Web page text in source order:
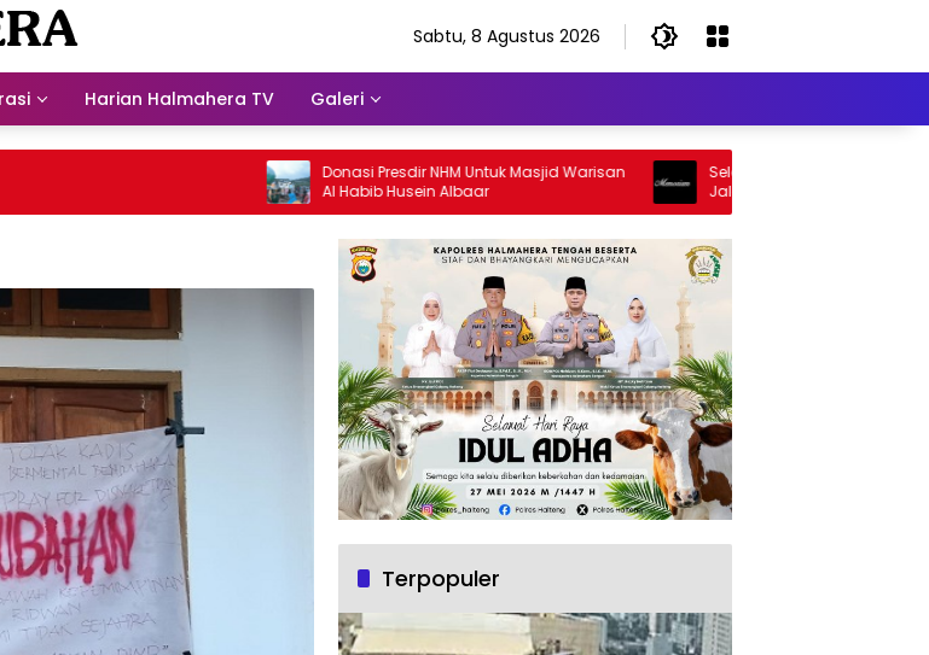
Sabtu, 8 Agustus 2026
Harian Halmahera TV Galeri
Donasi Presdir NHM Untuk Masjid Warisan
Al Habib Husein Albaar
Selamat Jalan Sang Inspirator,
Jalan Abangku Yuslam Idris
Terpopuler